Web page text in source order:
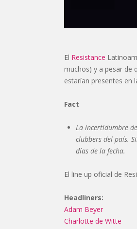
El Resistance
muchos) y a pesar de
estarían presentes en
Fact
La incertidumbre
clubbers del país.
días de la fecha.
El line up oficial de
Headliners:
Adam Beyer
Charlotte de Witte